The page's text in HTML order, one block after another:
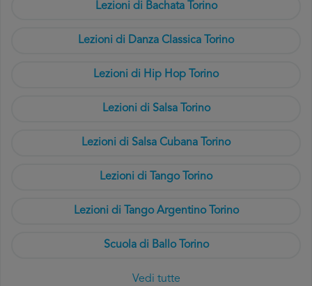
Lezioni di Bachata Torino
Lezioni di Danza Classica Torino
Lezioni di Hip Hop Torino
Lezioni di Salsa Torino
Lezioni di Salsa Cubana Torino
Lezioni di Tango Torino
Lezioni di Tango Argentino Torino
Scuola di Ballo Torino
Vedi tutte